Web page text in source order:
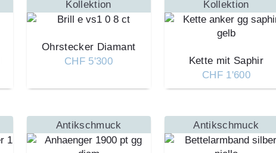
Kollektion
Ohrstecker Diamant
CHF 5'300
Kollektion
Kette mit Saphir
CHF 1'600
Antikschmuck Antikschmuck